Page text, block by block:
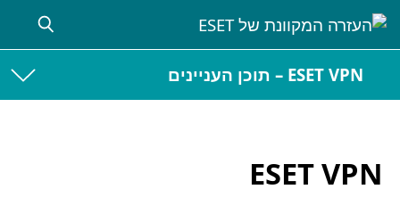
ESET VPN – תוכן העניינים
ESET VPN